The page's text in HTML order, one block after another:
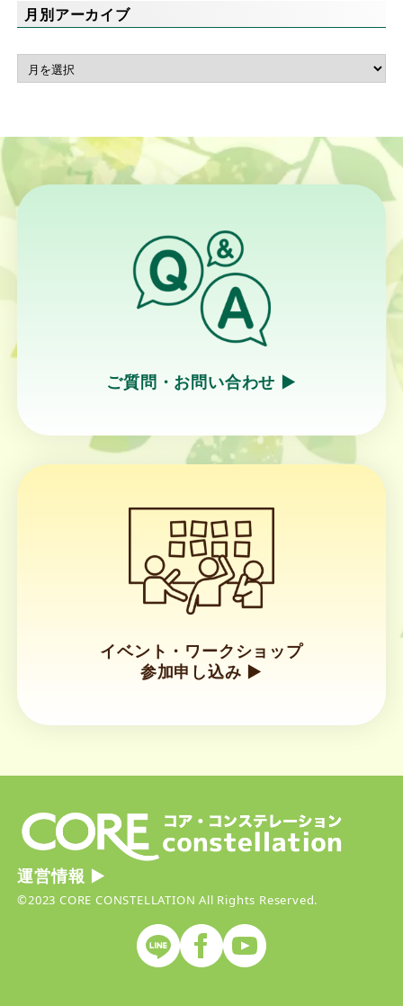
月別アーカイブ
ご質問・お問い合わせ ▶︎
ン
ク
イベント・ワークショップ
参加申し込み ▶︎
ク
運営情報 ▶︎
©2023 CORE CONSTELLATION All Rights Reserved.